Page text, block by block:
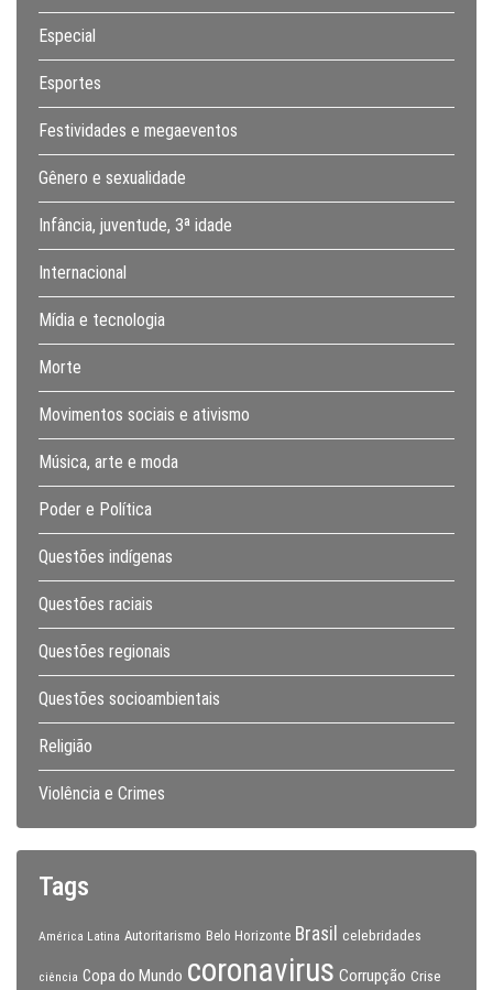
Especial
Esportes
Festividades e megaeventos
Gênero e sexualidade
Infância, juventude, 3ª idade
Internacional
Mídia e tecnologia
Morte
Movimentos sociais e ativismo
Música, arte e moda
Poder e Política
Questões indígenas
Questões raciais
Questões regionais
Questões socioambientais
Religião
Violência e Crimes
Tags
América Latina Autoritarismo Belo Horizonte Brasil celebridades
ciência Copa do Mundo coronavirus Corrupção Crise